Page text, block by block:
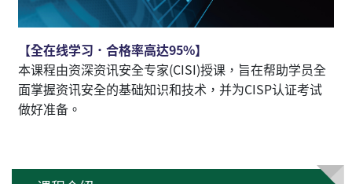
【全在线学习．合格率高达95%】
本课程由资深资讯安全专家(CISI)授课，旨在帮助学员全
面掌握资讯安全的基础知识和技术，并为CISP认证考试
做好准备。